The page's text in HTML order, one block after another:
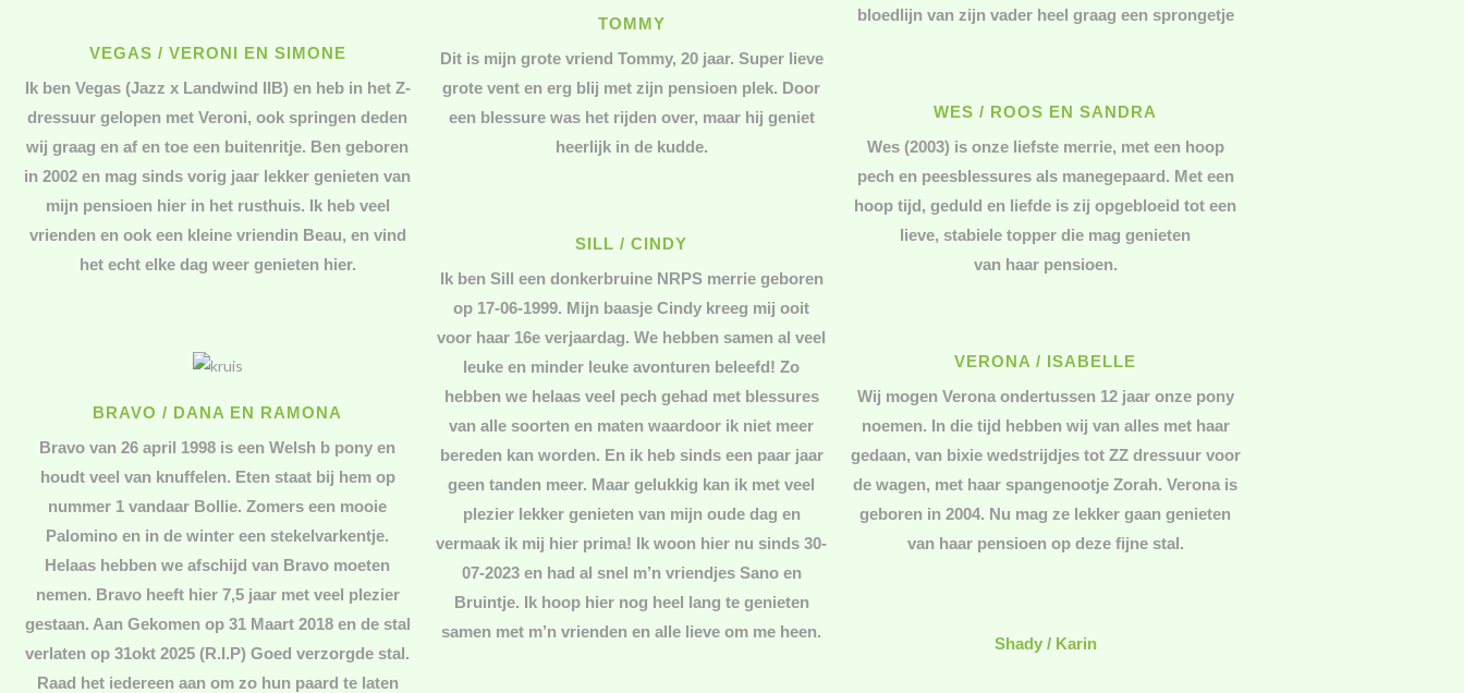
VEGAS / VERONI EN SIMONE
Ik ben Vegas (Jazz x Landwind IIB) en heb in het Z-
dressuur gelopen met Veroni, ook springen deden
wij graag en af en toe een buitenritje. Ben geboren
in 2002 en mag sinds vorig jaar lekker genieten van
mijn pensioen hier in het rusthuis. Ik heb veel
vrienden en ook een kleine vriendin Beau, en vind
het echt elke dag weer genieten hier.
BRAVO / DANA EN RAMONA
Bravo van 26 april 1998 is een Welsh b pony en
houdt veel van knuffelen. Eten staat bij hem op
nummer 1 vandaar Bollie. Zomers een mooie
Palomino en in de winter een stekelvarkentje.
Helaas hebben we afschijd van Bravo moeten
nemen. Bravo heeft hier 7,5 jaar met veel plezier
gestaan. Aan Gekomen op 31 Maart 2018 en de stal
verlaten op 31okt 2025 (R.I.P) Goed verzorgde stal.
Raad het iedereen aan om zo hun paard te laten
TOMMY
Dit is mijn grote vriend Tommy, 20 jaar. Super lieve
grote vent en erg blij met zijn pensioen plek. Door
een blessure was het rijden over, maar hij geniet
heerlijk in de kudde.
SILL / CINDY
Ik ben Sill een donkerbruine NRPS merrie geboren
op 17-06-1999. Mijn baasje Cindy kreeg mij ooit
voor haar 16e verjaardag. We hebben samen al veel
leuke en minder leuke avonturen beleefd! Zo
hebben we helaas veel pech gehad met blessures
van alle soorten en maten waardoor ik niet meer
bereden kan worden. En ik heb sinds een paar jaar
geen tanden meer. Maar gelukkig kan ik met veel
plezier lekker genieten van mijn oude dag en
vermaak ik mij hier prima! Ik woon hier nu sinds 30-
07-2023 en had al snel m’n vriendjes Sano en
Bruintje. Ik hoop hier nog heel lang te genieten
samen met m’n vrienden en alle lieve om me heen.
bloedlijn van zijn vader heel graag een sprongetje
WES / ROOS EN SANDRA
Wes (2003) is onze liefste merrie, met een hoop
pech en peesblessures als manegepaard. Met een
hoop tijd, geduld en liefde is zij opgebloeid tot een
lieve, stabiele topper die mag genieten
van haar pensioen.
VERONA / ISABELLE
Wij mogen Verona ondertussen 12 jaar onze pony
noemen. In die tijd hebben wij van alles met haar
gedaan, van bixie wedstrijdjes tot ZZ dressuur voor
de wagen, met haar spangenootje Zorah. Verona is
geboren in 2004. Nu mag ze lekker gaan genieten
van haar pensioen op deze fijne stal.
Shady / Karin